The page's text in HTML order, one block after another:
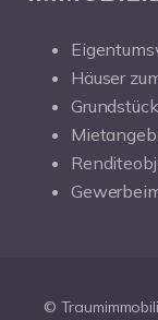
Häuser
©